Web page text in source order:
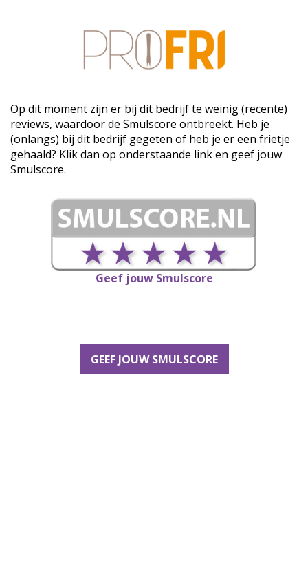
Op dit moment zijn er bij dit bedrijf te weinig (recente)
reviews, waardoor de Smulscore ontbreekt. Heb je
(onlangs) bij dit bedrijf gegeten of heb je er een frietje
gehaald? Klik dan op onderstaande link en geef jouw
Smulscore.
Geef jouw Smulscore
GEEF JOUW SMULSCORE